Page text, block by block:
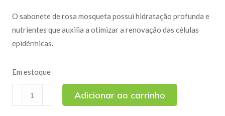
O sabonete de rosa mosqueta possui hidratação profunda e
nutrientes que auxilia a otimizar a renovação das células
epidérmicas.
Em estoque
de
Adicionar ao carrinho